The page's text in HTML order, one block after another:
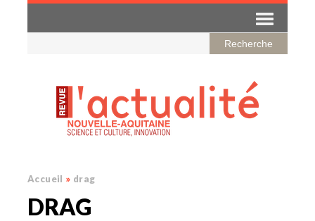
Accueil » drag
DRAG